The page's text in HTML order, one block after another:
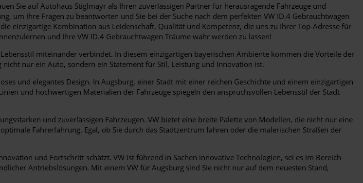
Sie auf Autohaus Stiglmayr als Ihren zuverlässigen Partner für herausragende Fahrzeuge und
um Ihre Fragen zu beantworten und Sie bei der Suche nach dem perfekten VW ID.4 Gebrauchtwagen
einzigartige Kombination aus Leidenschaft, Qualität und Kompetenz, die uns zu Ihrer Top-Adresse für
und Ihre VW ID.4 Gebrauchtwagen Träume wahr werden zu lassen!
miteinander verbindet. In diesem einzigartigen bayerischen Ambiente kommen die Vorteile der
nur ein Auto, sondern ein Statement für Stil, Leistung und Innovation ist.
und elegantes Design. In Augsburg, einer Stadt mit einer reichen Geschichte und einem einzigartigen
und hochwertigen Materialien der Fahrzeuge spiegeln den anspruchsvollen Lebensstil der Stadt
und zuverlässigen Fahrzeugen. VW bietet eine breite Palette von Modellen, die nicht nur eine
Fahrerfahrung. Egal, ob Sie durch das Stadtzentrum fahren oder die malerischen Straßen der
und Fortschritt schätzt. VW ist führend in Sachen innovative Technologien, sei es im Bereich
Antriebslösungen. Mit einem VW für Augsburg sind Sie nicht nur auf dem neuesten Stand,